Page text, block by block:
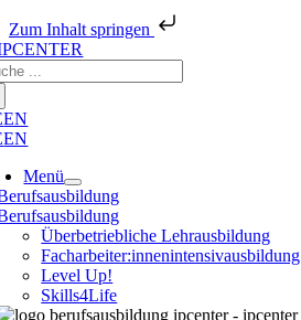
Zum Inhalt springen
Zum
Inhalt
springen
EN
EN
Menü
Überbetriebliche Lehrausbildung
Facharbeiter:innenintensivausbildung
Level Up!
Skills4Life